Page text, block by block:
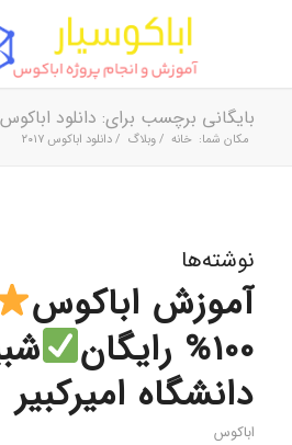
بایگانی برچسب برای: دانلود اباکوس ۲۰۱۷
مکان شما: خانه / وبلاگ / دانلود اباکوس ۲۰۱۷
نوشته‌ها
آموزش اباکوس
100% رایگان
دانشگاه امیرکبیر
اباکوس